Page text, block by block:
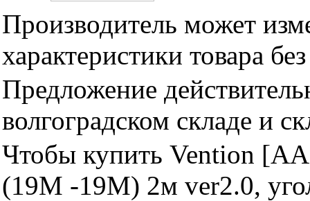
Производитель может
характеристики товара
Предложение
волгоградском складе и
Чтобы купить Vention
(19M -19M) 2м ver2.0,